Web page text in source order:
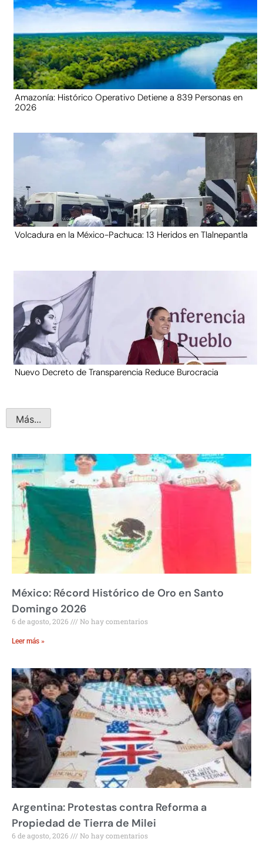
Amazonía: Histórico Operativo Detiene a 839 Personas en
2026
Volcadura en la México-Pachuca: 13 Heridos en Tlalnepantla
Nuevo Decreto de Transparencia Reduce Burocracia
Más...
México: Récord Histórico de Oro en Santo
Domingo 2026
6 de agosto, 2026 No hay comentarios
Leer más »
Argentina: Protestas contra Reforma a
Propiedad de Tierra de Milei
6 de agosto, 2026 No hay comentarios